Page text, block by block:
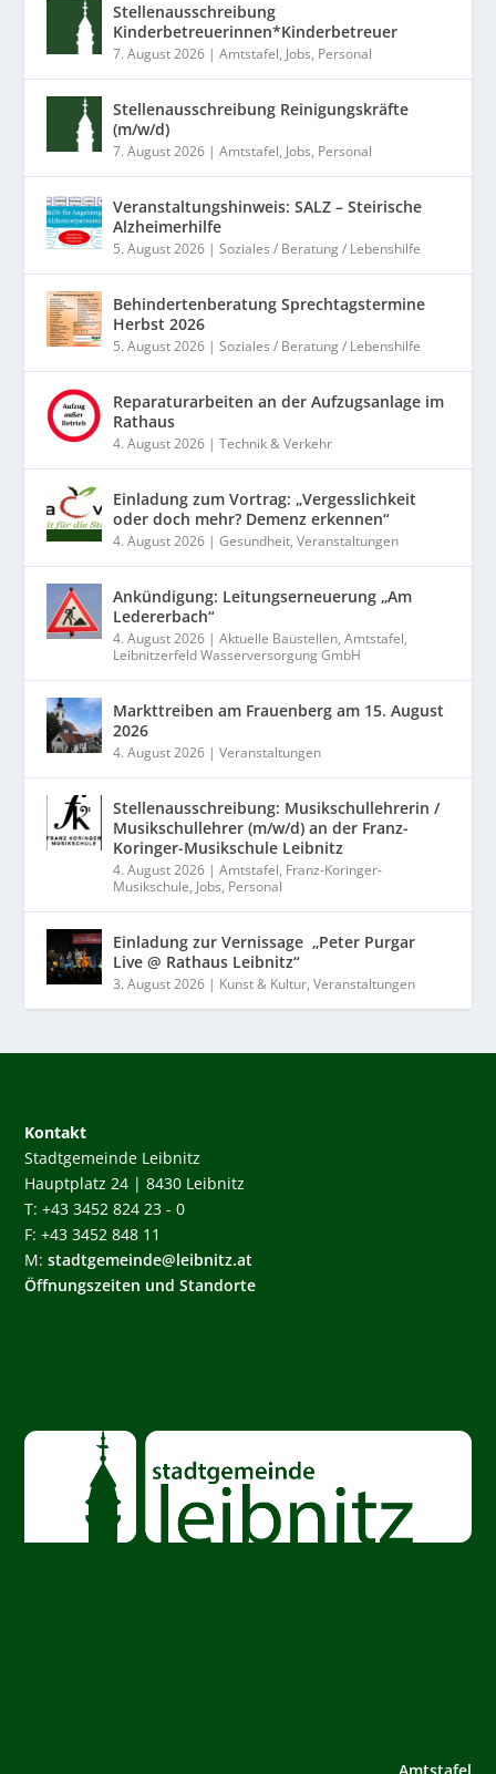
Stellenausschreibung
Kinderbetreuerinnen*Kinderbetreuer
7. August 2026 |Amtstafel, Jobs, Personal
Stellenausschreibung Reinigungskräfte
(m/w/d)
7. August 2026 |Amtstafel, Jobs, Personal
Veranstaltungshinweis: SALZ – Steirische
Alzheimerhilfe
5. August 2026 |Soziales / Beratung / Lebenshilfe
Behindertenberatung Sprechtagstermine
Herbst 2026
5. August 2026 |Soziales / Beratung / Lebenshilfe
Reparaturarbeiten an der Aufzugsanlage im
Rathaus
4. August 2026 |Technik & Verkehr
Einladung zum Vortrag: „Vergesslichkeit
oder doch mehr? Demenz erkennen“
4. August 2026 |Gesundheit,Veranstaltungen
Ankündigung: Leitungserneuerung „Am
Ledererbach“
4. August 2026 |Aktuelle Baustellen,Amtstafel,
Leibnitzerfeld Wasserversorgung GmbH
Markttreiben am Frauenberg am 15. August
2026
4. August 2026 |Veranstaltungen
Stellenausschreibung: Musikschullehrerin /
Musikschullehrer (m/w/d) an der Franz-
Koringer-Musikschule Leibnitz
4. August 2026 |Amtstafel, Franz-Koringer-
Musikschule, Jobs, Personal
Einladung zur Vernissage „Peter Purgar
Live @ Rathaus Leibnitz“
3. August 2026 | Kunst & Kultur,Veranstaltungen
Kontakt
Stadtgemeinde Leibnitz
Hauptplatz 24 | 8430 Leibnitz
T: +43 3452 824 23 - 0
F: +43 3452 848 11
M:stadtgemeinde@leibnitz.at
Öffnungszeiten und Standorte